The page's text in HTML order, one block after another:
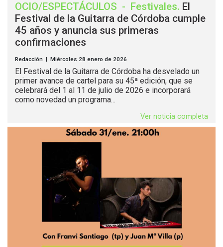
OCIO/ESPECTÁCULOS - Festivales. El
Festival de la Guitarra de Córdoba cumple
45 años y anuncia sus primeras
confirmaciones
Redacción | Miércoles 28 enero de 2026
El Festival de la Guitarra de Córdoba ha desvelado un
primer avance de cartel para su 45ª edición, que se
celebrará del 1 al 11 de julio de 2026 e incorporará
como novedad un programa...
Ver noticia completa